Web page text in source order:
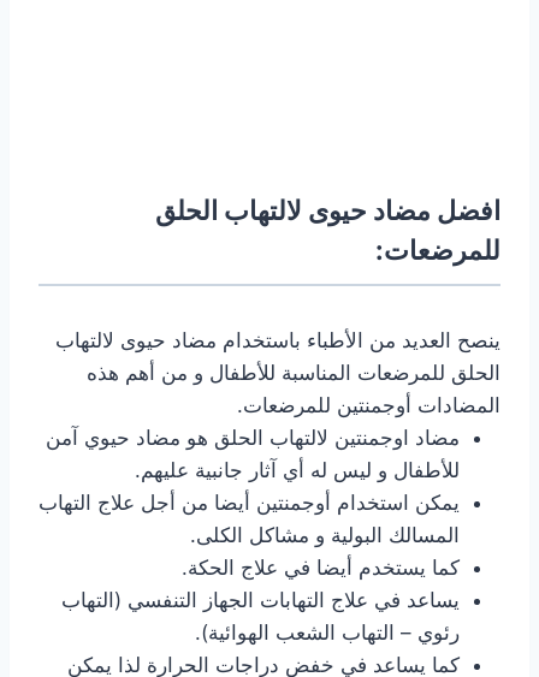
افضل مضاد حيوى لالتهاب الحلق
للمرضعات:
ينصح العديد من الأطباء باستخدام مضاد حيوى لالتهاب
الحلق للمرضعات المناسبة للأطفال و من أهم هذه
المضادات أوجمنتين للمرضعات.
مضاد اوجمنتين لالتهاب الحلق هو مضاد حيوي آمن
للأطفال و ليس له أي آثار جانبية عليهم.
يمكن استخدام أوجمنتين أيضا من أجل علاج التهاب
المسالك البولية و مشاكل الكلى.
كما يستخدم أيضا في علاج الحكة.
يساعد في علاج التهابات الجهاز التنفسي (التهاب
رئوي – التهاب الشعب الهوائية).
كما يساعد في خفض دراجات الحرارة لذا يمكن